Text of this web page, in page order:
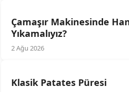
Çamaşır Makinesinde
Yıkamalıyız?
2 Ağu 2026
Klasik Patates Püresi